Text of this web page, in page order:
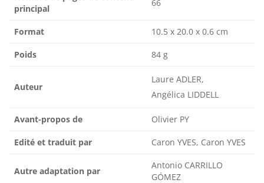
principal
66
Format 10.5 x 20.0 x 0.6 cm
Poids 84 g
Auteur
Laure ADLER,
Angélica LIDDELL
Avant-propos de Olivier PY
Edité et traduit par Caron YVES, Caron YVES
Autre adaptation par
Antonio CARRILLO
GÓMEZ